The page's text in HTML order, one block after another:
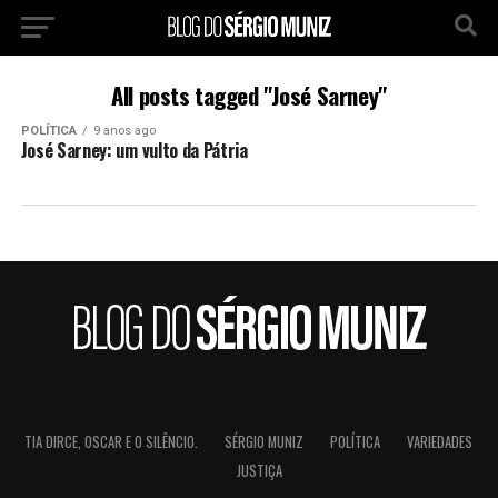
All posts tagged "José Sarney"
POLÍTICA 9 anos ago
José Sarney: um vulto da Pátria
TIA DIRCE, OSCAR E O SILÊNCIO. SÉRGIO MUNIZ POLÍTICA
VARIEDADES
JUSTIÇA